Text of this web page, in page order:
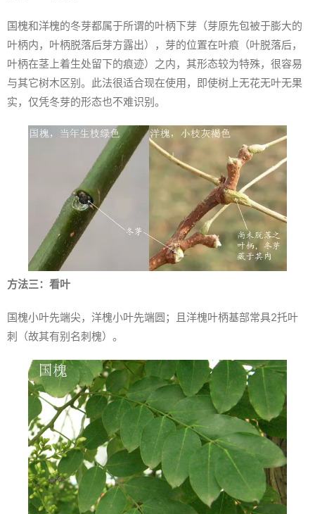
国槐和洋槐的冬芽都属于所谓的叶柄下芽（芽原先包被于膨大的
叶柄内，叶柄脱落后芽方露出），芽的位置在叶痕（叶脱落后，
叶柄在茎上着生处留下的痕迹）之内，其形态较为特殊，很容易
与其它树木区别。此法很适合现在使用，即使树上无花无叶无果
实，仅凭冬芽的形态也不难识别。
方法三：看叶
国槐小叶先端尖，洋槐小叶先端圆；且洋槐叶柄基部常具2托叶
刺（故其有别名刺槐）。